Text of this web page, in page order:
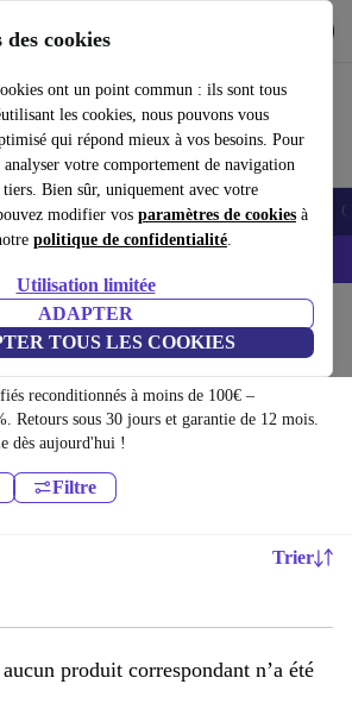
cookies
ont un point commun : ils sont tous
les cookies, nous pouvons vous
qui répond mieux à vos besoins. Pour
votre comportement de navigation
Bien sûr, uniquement avec votre
modifier vos paramètres de cookies à
politique de confidentialité.
Utilisation limitée
ADAPTER
TOUS LES COOKIES
et facilement
Tablettes Montres connectées Accessoires
– Code : IPHONEDEAL -
& Smartphones
reconditionnés à moins de 100€ –
Retours sous 30 jours et garantie de 12 mois.
dès aujourd'hui !
Filtre
Trier
produit correspondant n’a été